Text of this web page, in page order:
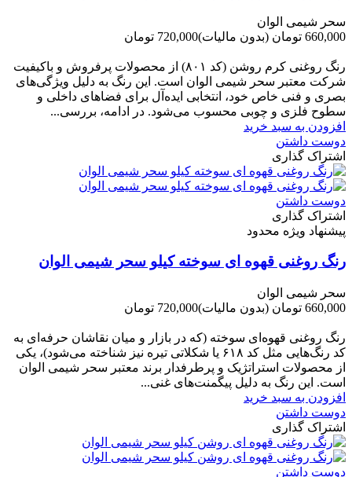
سحر شیمی الوان
660,000 تومان
(بدون مالیات)720,000 تومان
رنگ روغنی کرم روشن (کد ۸۰۱) از محصولات پرفروش و باکیفیت
شرکت‌ معتبر سحر شیمی الوان است. این رنگ به دلیل ویژگی‌های
بصری و فنی خاص خود، انتخابی ایده‌آل برای فضاهای داخلی و
سطوح فلزی و چوبی محسوب می‌شود. در ادامه، بررسی...
افزودن به سبد خرید
دوست داشتن
اشتراک گذاری
دوست داشتن
اشتراک گذاری
پیشنهاد ویژه محدود
رنگ روغنی قهوه ای سوخته کیلو سحر شیمی الوان
سحر شیمی الوان
660,000 تومان
(بدون مالیات)720,000 تومان
رنگ روغنی قهوه‌ای سوخته (که در بازار و میان نقاشان حرفه‌ای به
کد رنگ‌هایی مثل کد ۶۱۸ یا شکلاتی تیره نیز شناخته می‌شود)، یکی
از محصولات استراتژیک و پرطرفدار برند معتبر سحر شیمی الوان
است. این رنگ به دلیل پیگمنت‌های غنی...
افزودن به سبد خرید
دوست داشتن
اشتراک گذاری
دوست داشتن